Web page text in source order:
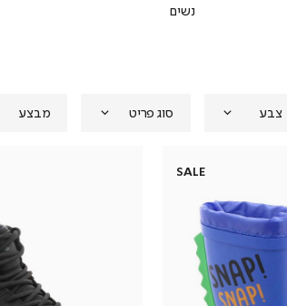
נשים
צבע סוג פריט מבצע
SALE